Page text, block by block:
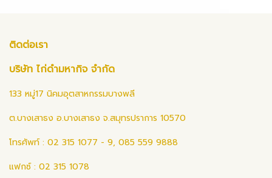
ติดต่อเรา
บริษัท ไก่ดำมหากิจ จำกัด
133 หมู่17 นิคมอุตสาหกรรมบางพลี
ต.บางเสาธง อ.บางเสาธง จ.สมุทรปราการ 10570
โทรศัพท์ : 02 315 1077 - 9, 085 559 9888
แฟกซ์ : 02 315 1078